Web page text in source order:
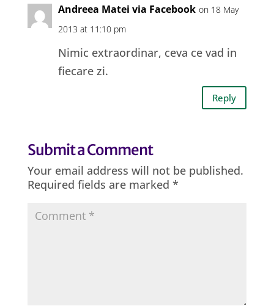
Andreea Matei via Facebook on 18 May
2013 at 11:10 pm
Nimic extraordinar, ceva ce vad in
fiecare zi.
Reply
Submit a Comment
Your email address will not be published.
Required fields are marked *